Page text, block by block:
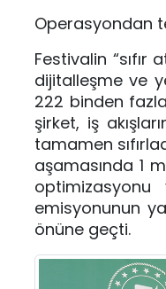
Operasyondan
Festivalin “sıfır
dijitalleşme ve
222 binden
şirket, iş
tamamen
aşamasında 1
emisyonunun
önüne geçti.